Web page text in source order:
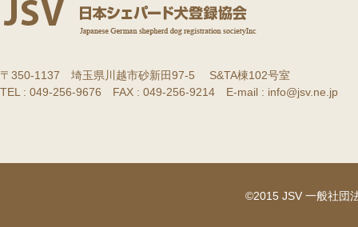
〒350-1137 埼玉県川越市砂新田97-5 S&TA棟102号室
TEL : 049-256-9676 FAX : 049-256-9214 E-mail : info@jsv.ne.jp
©2015 JSV 一般社団